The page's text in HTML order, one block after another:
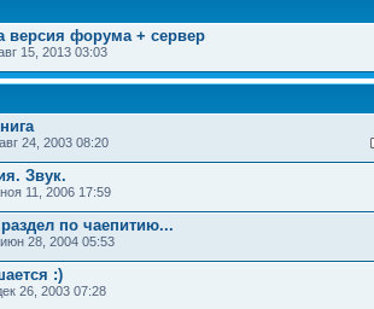
версия форума + сервер
15, 2013 03:03
24, 2003 08:20
Звук.
11, 2006 17:59
по чаепитию...
28, 2004 05:53
:)
26, 2003 07:28